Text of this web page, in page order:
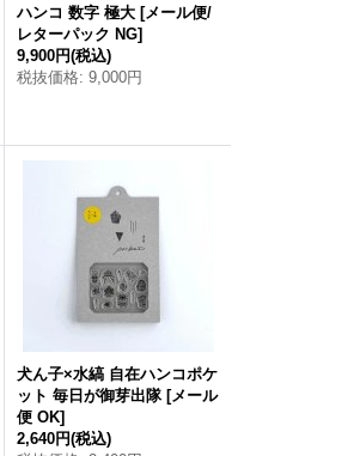
ハンコ 数字 極大 [メール便/
レターパック NG]
9,900円(税込)
税抜価格: 9,000円
犬ん子×水縞 自在ハンコポケ
ット 毎日が御芽出隊 [メール
便 OK]
2,640円(税込)